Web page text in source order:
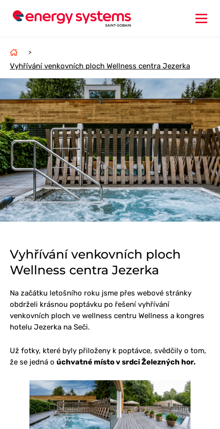
>
Vyhřívání venkovních ploch Wellness centra Jezerka
Vyhřívání venkovních ploch
Wellness centra Jezerka
Na začátku letošního roku jsme přes webové stránky
obdrželi krásnou poptávku po řešení vyhřívání
venkovních ploch ve wellness centru Wellness a kongres
hotelu Jezerka na Seči.
Už fotky, které byly přiloženy k poptávce, svědčily o tom,
že se jedná o úchvatné místo v srdci Železných hor.